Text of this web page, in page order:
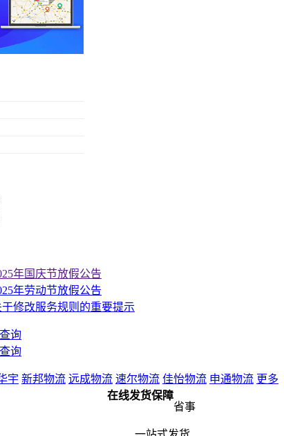
年国庆节放假公告
年劳动节放假公告
修改服务规则的重要提示
询
询
宇 新邦物流 远成物流 速尔物流 佳怡物流 申通物流 更多
在线发货保障
省事